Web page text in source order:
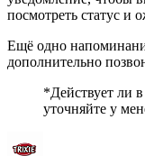
посмотреть статус и
Ещё одно
дополнительно
*Действует ли
уточняйте у